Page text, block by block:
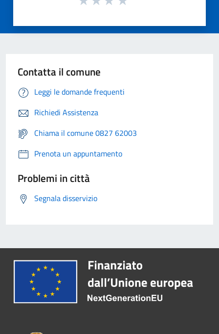
Contatta il comune
Leggi le domande frequenti
Richiedi Assistenza
Chiama il comune 0827 62003
Prenota un appuntamento
Problemi in città
Segnala disservizio